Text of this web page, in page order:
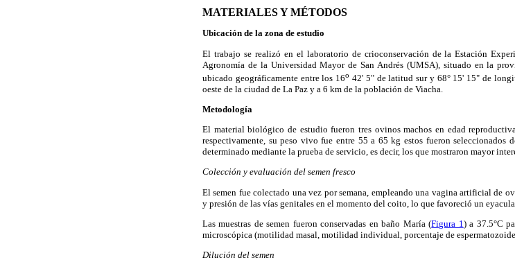
MATERIALES Y MÉTODOS
Ubicación de la zona de estudio
El trabajo se realizó en el laboratorio de crioconservación de la Estación
Agronomía de la Universidad Mayor de San Andrés (UMSA), situado en la
ubicado geográficamente entre los 16o 42' 5" de latitud sur y 68° 15' 15" de
oeste de la ciudad de La Paz y a 6 km de la población de Viacha.
Metodología
El material biológico de estudio fueron tres ovinos machos en edad
respectivamente, su peso vivo fue entre 55 a 65 kg estos fueron seleccionados
determinado mediante la prueba de servicio, es decir, los que mostraron mayor
Colección y evaluación del semen fresco
El semen fue colectado una vez por semana, empleando una vagina artificial de
y presión de las vías genitales en el momento del coito, lo que favoreció un
Las muestras de semen fueron conservadas en baño María (Figura 1 ) a 37.5°C
microscópica (motilidad masal, motilidad individual, porcentaje de
Dilución del semen